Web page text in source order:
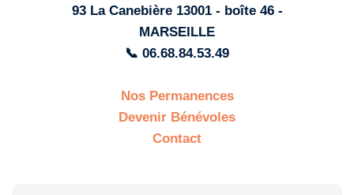
93 La Canebière 13001 - boîte 46 -
MARSEILLE
📞 06.68.84.53.49
Nos Permanences
Devenir Bénévoles
Contact